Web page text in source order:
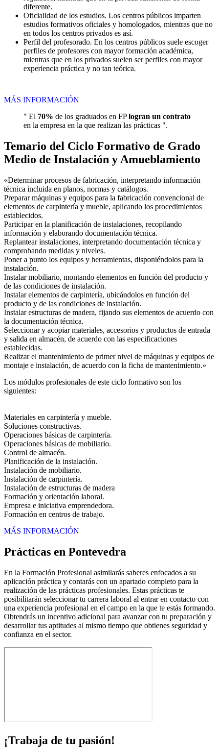
diferente.
Oficialidad de los estudios. Los centros públicos imparten
estudios formativos oficiales y homologados, mientras que no
en todos los centros privados es así.
Perfil del profesorado. En los centros públicos suele escoger
perfiles de profesores con mayor formación académica,
mientras que en los privados suelen ser perfiles con mayor
experiencia práctica y no tan teórica.
MÁS INFORMACIÓN
" El 70% de los graduados en FPlogran un contrato
en la empresa en la que realizan las prácticas ".
Temario del Ciclo Formativo de Grado
Medio de Instalación y Amueblamiento
«Determinar procesos de fabricación, interpretando información
técnica incluida en planos, normas y catálogos.
Preparar máquinas y equipos para la fabricación convencional de
elementos de carpintería y mueble, aplicando los procedimientos
establecidos.
Participar en la planificación de instalaciones, recopilando
información y elaborando documentación técnica.
Replantear instalaciones, interpretando documentación técnica y
comprobando medidas y niveles.
Poner a punto los equipos y herramientas, disponiéndolos para la
instalación.
Instalar mobiliario, montando elementos en función del producto y
de las condiciones de instalación.
Instalar elementos de carpintería, ubicándolos en función del
producto y de las condiciones de instalación.
Instalar estructuras de madera, fijando sus elementos de acuerdo con
la documentación técnica.
Seleccionar y acopiar materiales, accesorios y productos de entrada
y salida en almacén, de acuerdo con las especificaciones
establecidas.
Realizar el mantenimiento de primer nivel de máquinas y equipos de
montaje e instalación, de acuerdo con la ficha de mantenimiento.»
Los módulos profesionales de este ciclo formativo son los
siguientes:
Materiales en carpintería y mueble.
Soluciones constructivas.
Operaciones básicas de carpintería.
Operaciones básicas de mobiliario.
Control de almacén.
Planificación de la instalación.
Instalación de mobiliario.
Instalación de carpintería.
Instalación de estructuras de madera
Formación y orientación laboral.
Empresa e iniciativa emprendedora.
Formación en centros de trabajo.
MÁS INFORMACIÓN
Prácticas en Pontevedra
En la Formación Profesional asimilarás saberes enfocados a su
aplicación práctica y contarás con un apartado completo para la
realización de las prácticas profesionales. Estas prácticas te
posibilitarán seleccionar tu carrera laboral al entrar en contacto con
una experiencia profesional en el campo en la que te estás formando.
Obtendrás un incentivo adicional para avanzar con tu preparación y
desarrollar tus aptitudes al mismo tiempo que obtienes seguridad y
confianza en el sector.
¡Trabaja de tu pasión!